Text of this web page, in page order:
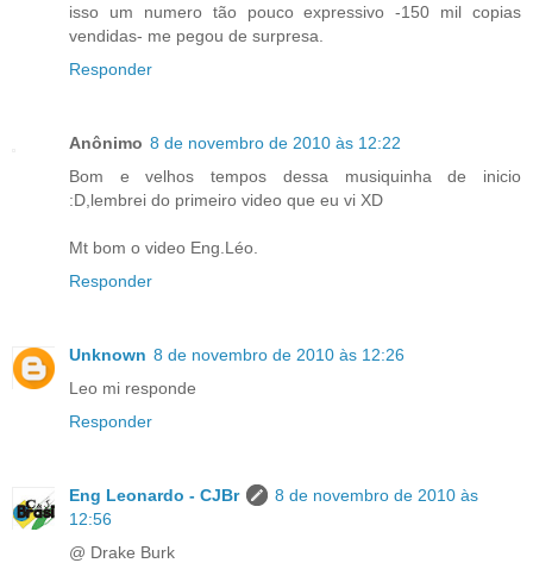
isso um numero tão pouco expressivo -150 mil copias
vendidas- me pegou de surpresa.
Responder
Anônimo 8 de novembro de 2010 às 12:22
Bom e velhos tempos dessa musiquinha de inicio
:D,lembrei do primeiro video que eu vi XD
Mt bom o video Eng.Léo.
Responder
Unknown 8 de novembro de 2010 às 12:26
Leo mi responde
Responder
Eng Leonardo - CJBr
8 de novembro de 2010 às
12:56
@ Drake Burk